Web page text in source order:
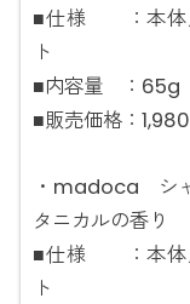
■仕様 ：本体
ト
■内容量 ：65g
■販売価格：1,980
・madoca シ
タニカルの香り
■仕様 ：本体
ト